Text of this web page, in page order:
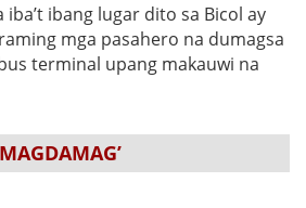
ibang lugar dito sa Bicol ay
mga pasahero na dumagsa
terminal upang makauwi na